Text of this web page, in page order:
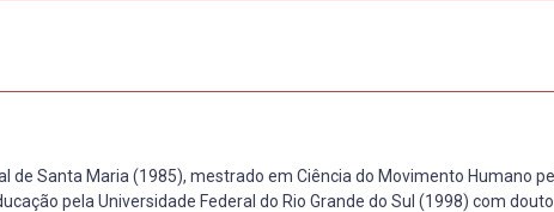
de Santa Maria (1985), mestrado em Ciência do Movimento Humano
pela Universidade Federal do Rio Grande do Sul (1998) com